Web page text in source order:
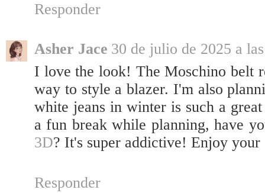
Responder
Asher Jace 30 de julio de 2025 a
I love the look! The Moschino belt
way to style a blazer. I'm also
white jeans in winter is such a
a fun break while planning, have
3D? It's super addictive! Enjoy
Responder